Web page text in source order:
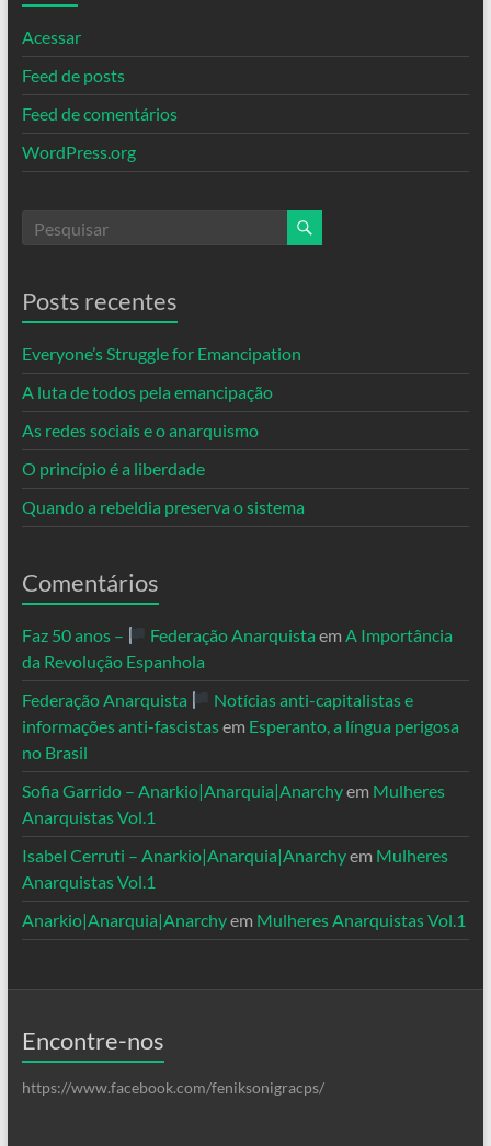
Acessar
Feed de posts
Feed de comentários
WordPress.org
Posts recentes
Everyone’s Struggle for Emancipation
A luta de todos pela emancipação
As redes sociais e o anarquismo
O princípio é a liberdade
Quando a rebeldia preserva o sistema
Comentários
Faz 50 anos – Federação Anarquista em A Importância
da Revolução Espanhola
Federação Anarquista
Notícias anti-capitalistas e
informações anti-fascistasem Esperanto, a língua perigosa
no Brasil
Sofia Garrido – Anarkio|Anarquia|Anarchyem Mulheres
Anarquistas Vol.1
Isabel Cerruti – Anarkio|Anarquia|Anarchyem Mulheres
Anarquistas Vol.1
Anarkio|Anarquia|Anarchyem Mulheres Anarquistas Vol.1
Encontre-nos
https://www.facebook.com/feniksonigracps/